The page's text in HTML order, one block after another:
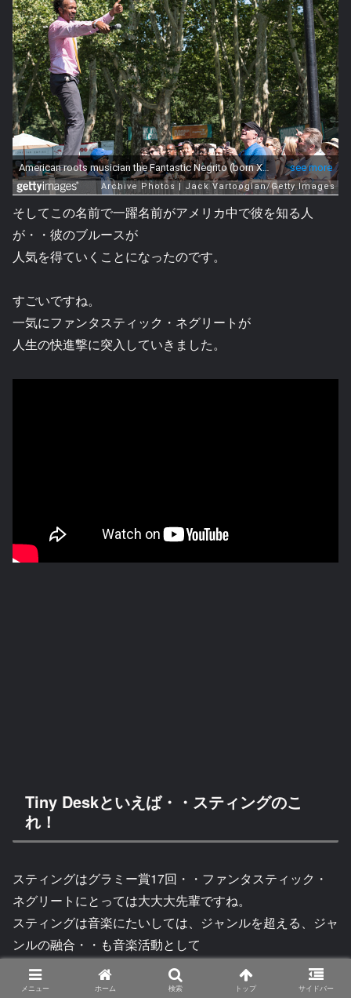
そしてこの名前で一躍名前がアメリカ中で彼を知る人
が・・彼のブルースが
人気を得ていくことになったのです。
すごいですね。
一気にファンタスティック・ネグリートが
人生の快進撃に突入していきました。
Tiny Deskといえば・・スティングのこ
れ！
スティングはグラミー賞17回・・ファンタスティック・
ネグリートにとっては大大大先輩ですね。
スティングは音楽にたいしては、ジャンルを超える、ジャ
ンルの融合・・も音楽活動として
行ってきています。
メニュー ホーム 検索 トップ サイドバー